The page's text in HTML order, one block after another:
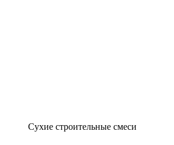
Сухие строительные смеси